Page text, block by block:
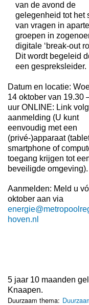
van de avond de
gelegenheid tot het
van vragen in aparte
groepen in
digitale ‘break-out
Dit wordt begeleid
een gespreksleider.
Datum en locatie:
14 oktober van 19.30
uur ONLINE: Link
aanmelding (U kunt
eenvoudig met een
(privé-)apparaat
smartphone of
toegang krijgen tot
beveiligde omgeving).
Aanmelden: Meld u
oktober aan via
hoven.nl
5 jaar 10 maanden
Knaapen.
Duurzaam thema: